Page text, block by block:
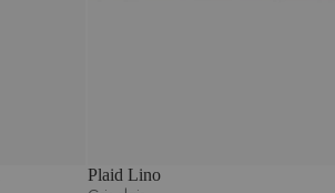
Plaid Lino